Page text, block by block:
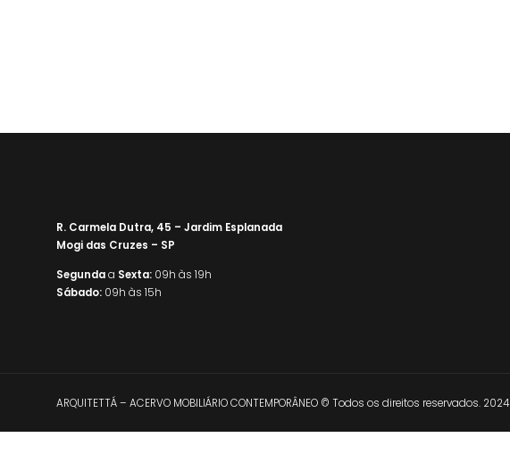
R. Carmela Dutra, 45 – Jardim Esplanada
Mogi das Cruzes – SP
Segundaa Sexta:09h às 19h
Sábado:09h às 15h
ARQUITETTÁ – ACERVO MOBILIÁRIO CONTEMPORÂNEO © Todos os direitos reservados. 2024